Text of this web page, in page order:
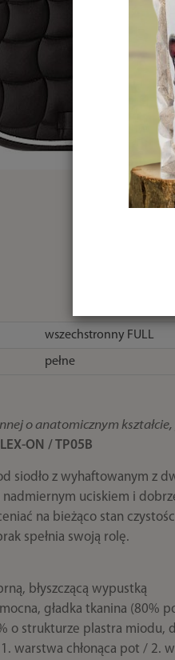
wszechstronny FULL
pełne
o anatomicznym
ON / TP05B
siodło z wyhaftowanym z
uciskiem i
na bieżąco stan
spełnia swoją rolę.
błyszczącą wypustką
gładka tkanina (80%
o strukturze plastra miodu,
warstwa chłonąca pot / 2.